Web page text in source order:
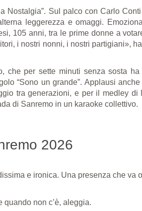
Nostalgia”. Sul palco con Carlo
leggerezza e omaggi.
105 anni, tra le prime donne a
i nostri nonni, i nostri partigiani»,
che per sette minuti senza sosta
“Sono un grande”. Applausi
tra generazioni, e per il medley di
di Sanremo in un karaoke collettivo.
2026
e ironica. Una presenza che va
non c’è, aleggia.